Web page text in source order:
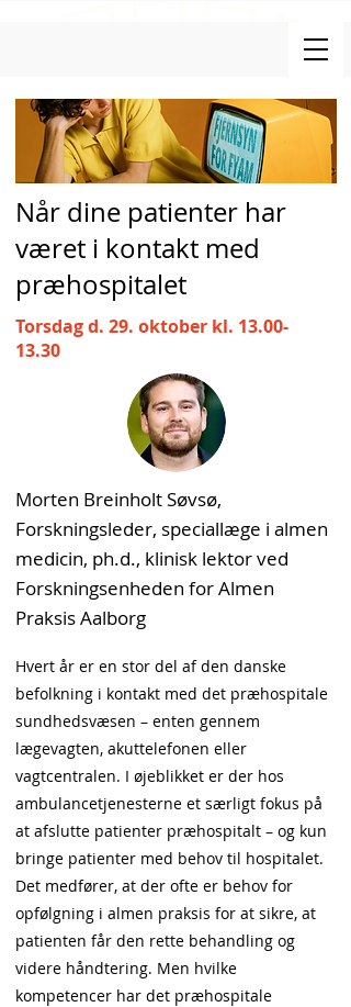
Når dine patienter har
været i kontakt med
præhospitalet
Torsdag d. 29. oktober kl. 13.00-
13.30
Morten Breinholt Søvsø,
Forskningsleder, speciallæge i almen
medicin, ph.d., klinisk lektor ved
Forskningsenheden for Almen
Praksis Aalborg
Hvert år er en stor del af den danske
befolkning i kontakt med det præhospitale
sundhedsvæsen – enten gennem
lægevagten, akuttelefonen eller
vagtcentralen. I øjeblikket er der hos
ambulancetjenesterne et særligt fokus på
at afslutte patienter præhospitalt – og kun
bringe patienter med behov til hospitalet.
Det medfører, at der ofte er behov for
opfølgning i almen praksis for at sikre, at
patienten får den rette behandling og
videre håndtering. Men hvilke
kompetencer har det præhospitale